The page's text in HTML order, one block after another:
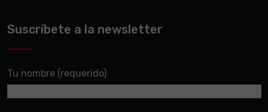
Suscríbete a la newsletter
Tu nombre (requerido)